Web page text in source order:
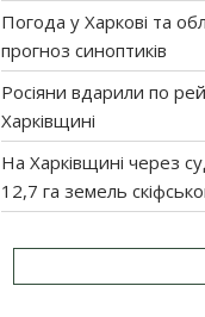
Погода у Харкові та
прогноз синоптиків
Росіяни вдарили по
Харківщині
На Харківщині через
12,7 га земель